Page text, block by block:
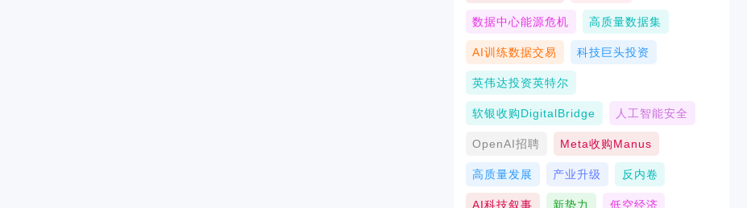
数据中心能源危机 高质量数据集
AI训练数据交易 科技巨头投资
英伟达投资英特尔
软银收购DigitalBridge 人工智能安全
OpenAI招聘 Meta收购Manus
高质量发展 产业升级 反内卷
AI科技叙事 新势力 低空经济